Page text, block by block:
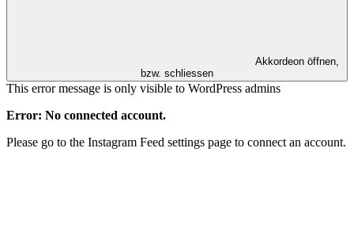
Akkordeon öffnen,
bzw. schliessen
This error message is only visible to WordPress admins
Error: No connected account.
Please go to the Instagram Feed settings page to connect an account.